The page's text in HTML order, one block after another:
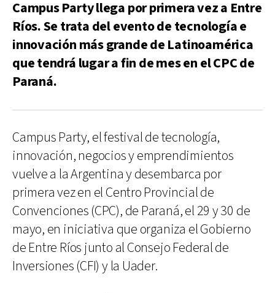
Campus Party llega por primera vez a Entre
Ríos. Se trata del evento de tecnología e
innovación más grande de Latinoamérica
que tendrá lugar a fin de mes en el CPC de
Paraná.
Campus Party, el festival de tecnología,
innovación, negocios y emprendimientos
vuelve a la Argentina y desembarca por
primera vez en el Centro Provincial de
Convenciones (CPC), de Paraná, el 29 y 30 de
mayo, en iniciativa que organiza el Gobierno
de Entre Ríos junto al Consejo Federal de
Inversiones (CFI) y la Uader.